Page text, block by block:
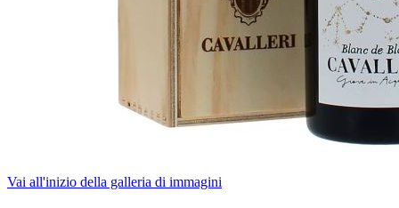
Vai all'inizio della galleria di immagini